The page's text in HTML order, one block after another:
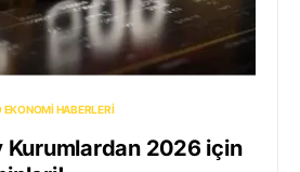
EKONOMI HABERLERI
Kurumlardan 2026 için